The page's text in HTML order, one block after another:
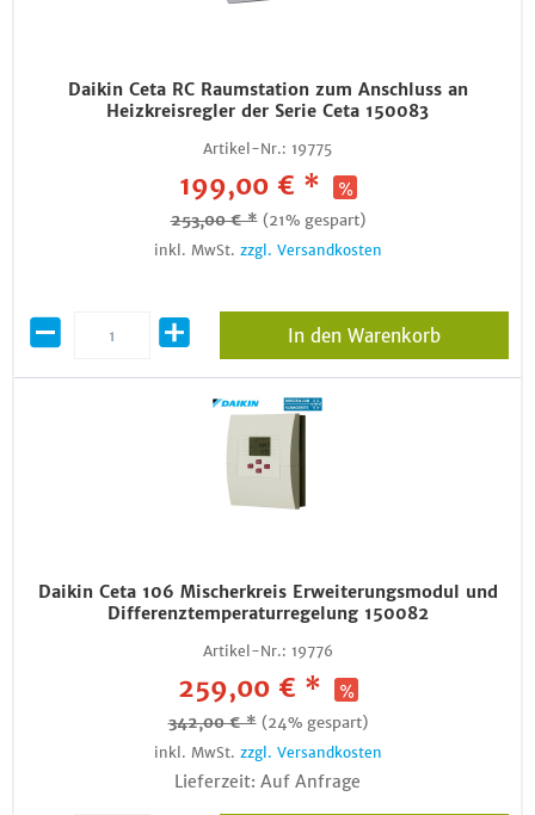
Daikin Ceta RC Raumstation zum Anschluss an
Heizkreisregler der Serie Ceta 150083
Artikel-Nr.: 19775
199,00 € *
253,00 € * (21% gespart)
inkl. MwSt. zzgl. Versandkosten
In den Warenkorb
Daikin Ceta 106 Mischerkreis Erweiterungsmodul und
Differenztemperaturregelung 150082
Artikel-Nr.: 19776
259,00 € *
342,00 € * (24% gespart)
inkl. MwSt. zzgl. Versandkosten
Lieferzeit: Auf Anfrage